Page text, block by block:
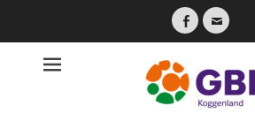
Facebook
Email
Een lokale partij die dicht bij haar